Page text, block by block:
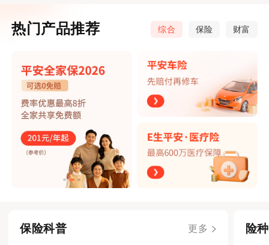
热门产品推荐 综合 保险 财富
保险科普 更多 险